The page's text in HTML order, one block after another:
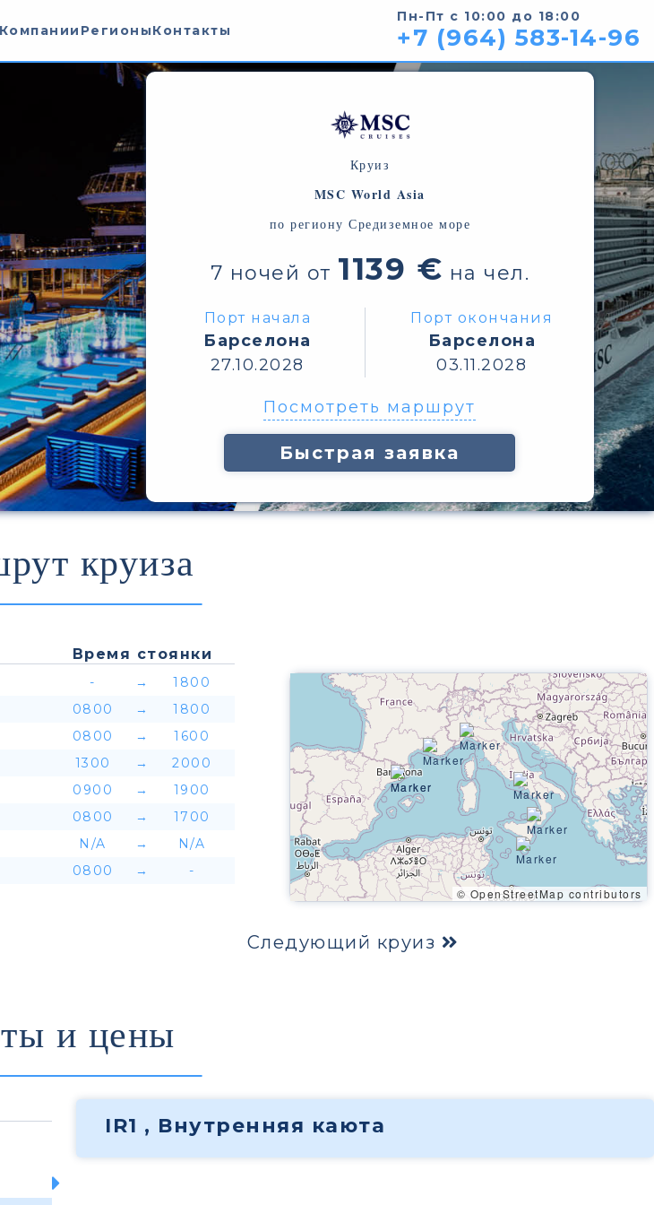
Компании РегионыКонтакты
Пн-Пт с 10:00 до 18:00
+7 (964) 583-14-96
Круиз
MSC World Asia
по региону Средиземное море
7 ночей от 1139 € на чел.
Порт начала
Барселона
27.10.2028
Порт окончания
Барселона
03.11.2028
Посмотреть маршрут
Быстрая заявка
круиза
Время стоянки
- →
1800
0800 →
1800
0800 →
1600
1300 →
2000
0900 →
1900
0800 →
1700
N/A →
N/A
0800 → -
© OpenStreetMap contributors
Следующий круиз
и цены
IR1 , Внутренняя каюта